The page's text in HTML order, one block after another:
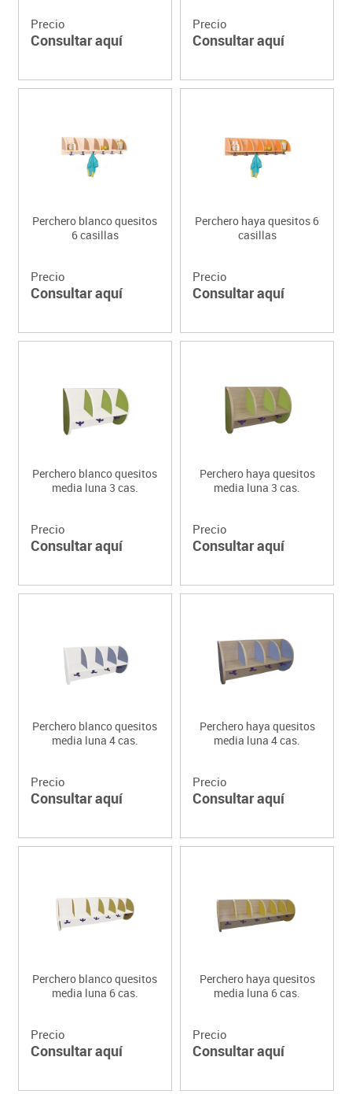
Precio
Consultar aquí
Precio
Consultar aquí
Perchero blanco quesitos
6 casillas
Precio
Consultar aquí
Perchero haya quesitos 6
casillas
Precio
Consultar aquí
Perchero blanco quesitos
media luna 3 cas.
Precio
Consultar aquí
Perchero haya quesitos
media luna 3 cas.
Precio
Consultar aquí
Perchero blanco quesitos
media luna 4 cas.
Precio
Consultar aquí
Perchero haya quesitos
media luna 4 cas.
Precio
Consultar aquí
Perchero blanco quesitos
media luna 6 cas.
Precio
Consultar aquí
Perchero haya quesitos
media luna 6 cas.
Precio
Consultar aquí